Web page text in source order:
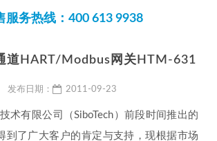
服务热线：400 613 9938
道HART/Modbus网关HTM-631
发布日期： 2011-09-23
术有限公司（SiboTech）前段时间推出的
到了广大客户的肯定与支持，现根据市场